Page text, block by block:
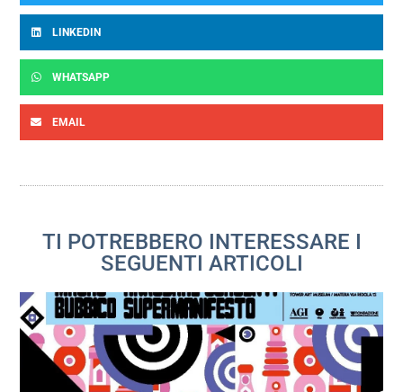
LINKEDIN
WHATSAPP
EMAIL
TI POTREBBERO INTERESSARE I
SEGUENTI ARTICOLI